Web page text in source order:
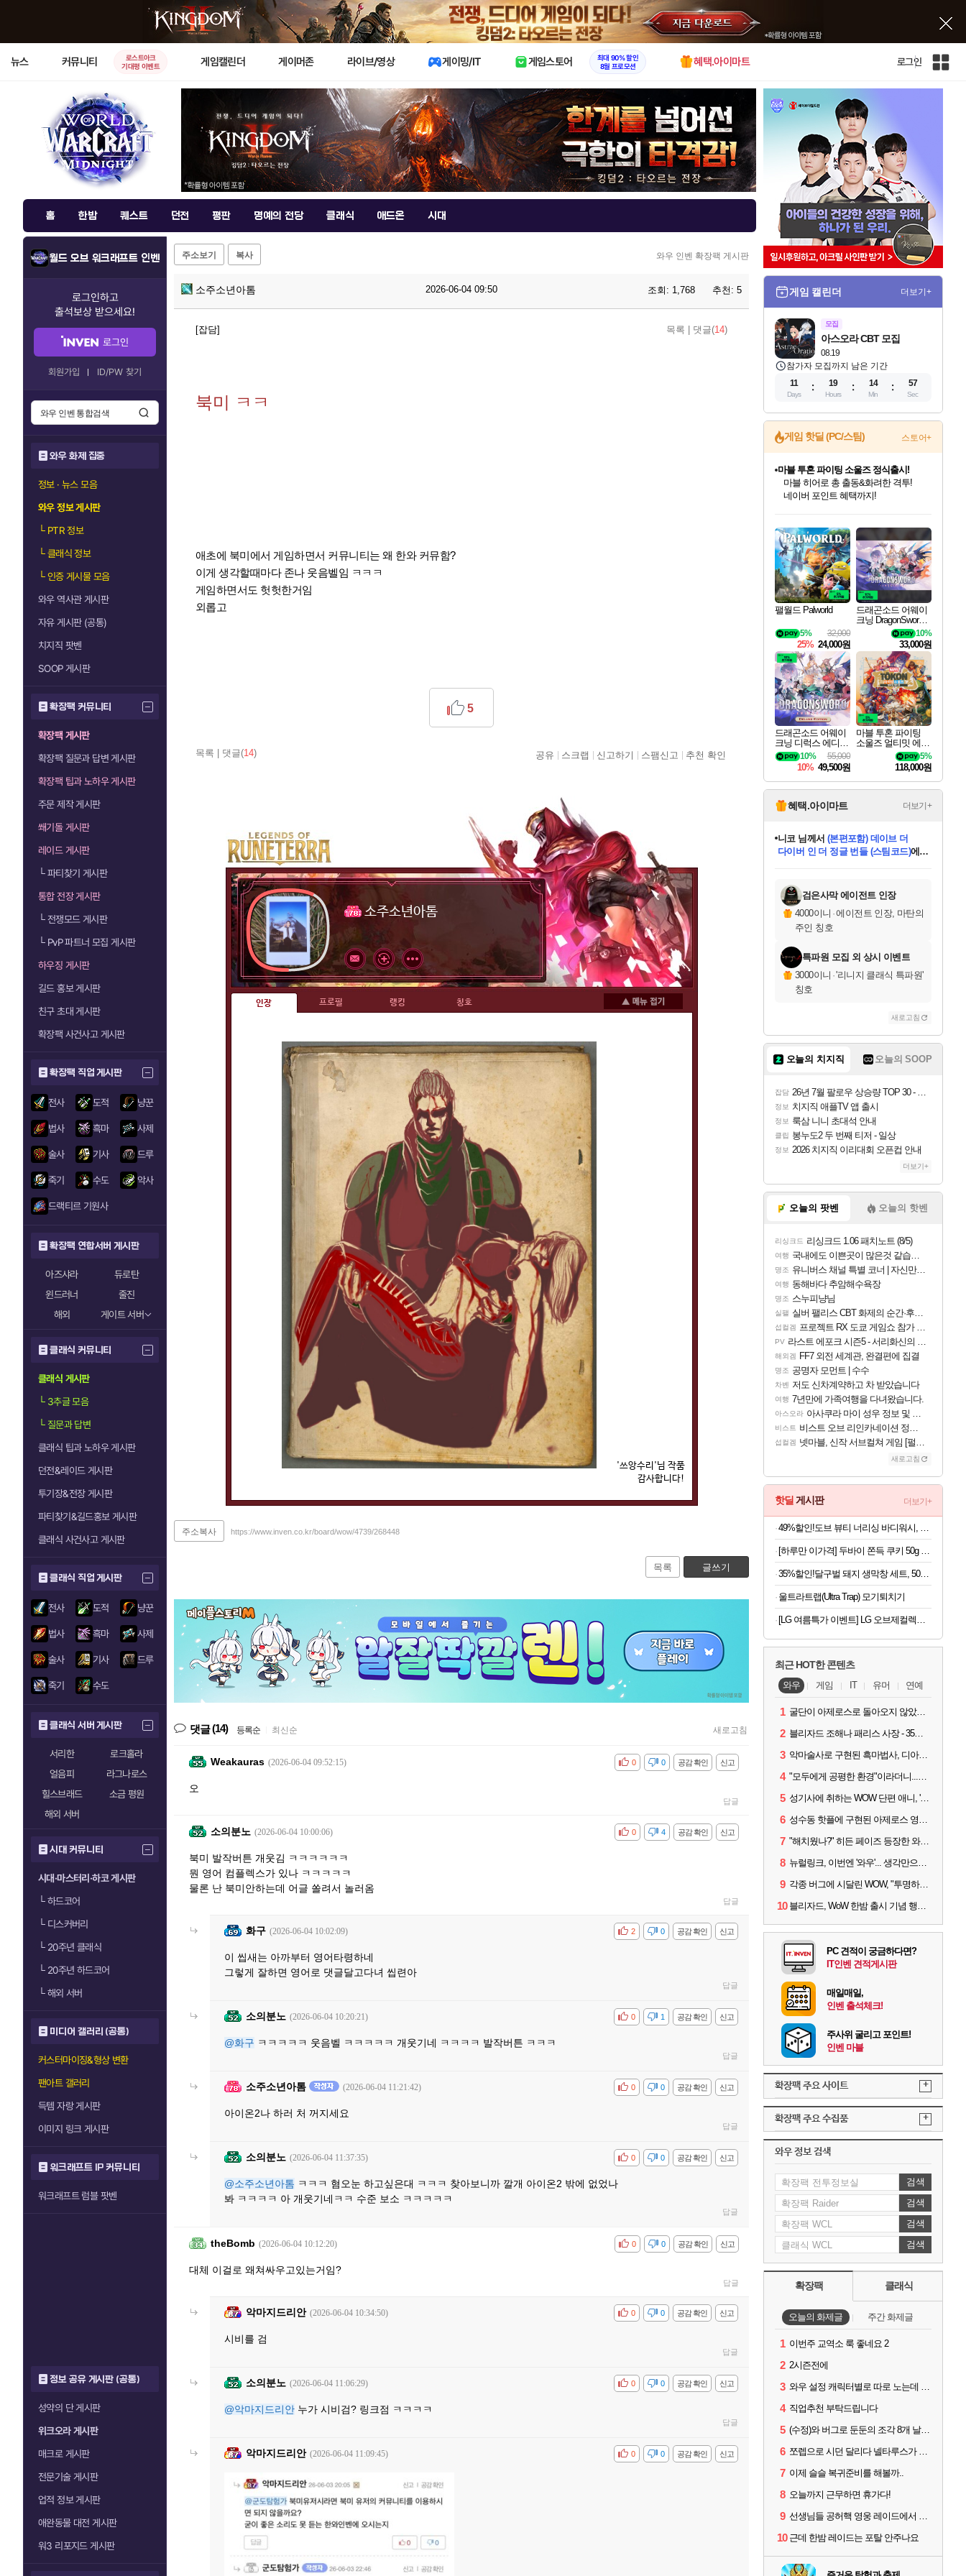
X
뉴스 커뮤니티
로스트아크
기대평 이벤트
게임캘린더 게이머존 라이브/영상 게이밍/IT 게임스토어
최대 90% 할인
8월 프로모션
혜택.아이마트 로그인
인
홈 한밤 퀘스트 던전 평판 명예의 전당 클래식 애드온 시대
월드 오브 워크래프트 인벤
로그인하고
출석보상 받으세요!
로그인
회원가입 ID/PW 찾기
와우 화제 집중
정보 · 뉴스 모음
와우 정보 게시판
└PTR 정보
└클래식 정보
└인증 게시물 모음
와우 역사관 게시판
자유 게시판 (공통)
치지직 팟벤
SOOP 게시판
확장팩 커뮤니티
확장팩 게시판
확장팩 질문과 답변 게시판
확장팩 팁과 노하우 게시판
주문 제작 게시판
쐐기돌 게시판
레이드 게시판
└파티찾기 게시판
통합 전장 게시판
└전쟁모드 게시판
└PvP 파트너 모집 게시판
하우징 게시판
길드 홍보 게시판
친구 초대 게시판
확장팩 사건사고 게시판
확장팩 직업 게시판
전사 도적 냥꾼
법사 흑마 사제
술사 기사 드루
죽기 수도 악사
드랙티르 기원사
확장팩 연합서버 게시판
아즈샤라
듀로탄
윈드러너
줄진
해외
게이트 서버
클래식 커뮤니티
클래식 게시판
└3추글 모음
└질문과 답변
클래식 팁과 노하우 게시판
던전&레이드 게시판
투기장&전장 게시판
파티찾기&길드홍보 게시판
클래식 사건사고 게시판
클래식 직업 게시판
전사 도적 냥꾼
법사 흑마 사제
술사 기사 드루
죽기 수도
클래식 서버 게시판
서리한
로크홀라
얼음피
라그나로스
힐스브래드
소금 평원
해외 서버
시대 커뮤니티
시대·마스터리·하코 게시판
└하드코어
└디스커버리
└20주년 클래식
└20주년 하드코어
└해외 서버
미디어 갤러리 (공통)
커스터마이징&형상 변환
팬아트 갤러리
득템 자랑 게시판
이미지 링크 게시판
워크래프트 IP 커뮤니티
워크래프트 럼블 팟벤
정보 공유 게시판 (공통)
성약의 단 게시판
위크오라 게시판
매크로 게시판
전문기술 게시판
업적 정보 게시판
애완동물 대전 게시판
워3 리포지드 게시판
주소보기 복사 와우 인벤 확장팩 게시판
소주소년아톰 2026-06-04 09:50 조회: 1,768 추천: 5
[잡담] 목록 댓글(14)
북미 ㅋㅋ
애초에 북미에서 게임하면서 커뮤니티는 왜 한와 커뮤함?
이게 생각할때마다 존나 웃음벨임 ㅋㅋㅋ
게임하면서도 헛헛한거임
외롭고
목록 댓글(14)
5
공유 스크랩 신고하기 스팸신고 추천 확인
소주소년아톰
인장 프로필 랭킹 칭호
'쓰앙수리'님 작품
감사합니다!
주소복사 https://www.inven.co.kr/board/wow/4739/268448
목록 글쓰기
댓글(14) 등록순 최신순 새로고침
Weakauras (2026-06-04 09:52:15) 신고
공감 확인
비공감 0
0
오
답글
소의분노 (2026-06-04 10:00:06) 신고
공감 확인
비공감 4
0
북미 발작버튼 개웃김 ㅋㅋㅋㅋㅋㅋ
뭔 영어 컴플렉스가 있나 ㅋㅋㅋㅋㅋ
물론 난 북미안하는데 어글 쏠려서 놀러옴
답글
화구 (2026-06-04 10:02:09) 신고
공감 확인
비공감 0
2
이 씹새는 아까부터 영어타령하네
그렇게 잘하면 영어로 댓글달고다녀 씹련아
답글
소의분노 (2026-06-04 10:20:21) 신고
공감 확인
비공감 1
0
@화구 ㅋㅋㅋㅋㅋ 웃음벨 ㅋㅋㅋㅋㅋ 개웃기네 ㅋㅋㅋㅋ 발작버튼 ㅋㅋㅋ
답글
소주소년아톰 (2026-06-04 11:21:42) 신고
공감 확인
비공감 0
0
아이온2나 하러 처 꺼지세요
답글
소의분노 (2026-06-04 11:37:35) 신고
공감 확인
비공감 0
0
@소주소년아톰 ㅋㅋㅋ 혐오눈 하고싶은대 ㅋㅋㅋ 찾아보니까 깔개 아이온2 밖에 없었나
봐 ㅋㅋㅋㅋ 아 개웃기네ㅋㅋ 수준 보소 ㅋㅋㅋㅋㅋ
답글
theBomb (2026-06-04 10:12:20) 신고
공감 확인
비공감 0
0
대체 이걸로 왜쳐싸우고있는거임?
답글
악마지드리안 (2026-06-04 10:34:50) 신고
공감 확인
비공감 0
0
시비를 검
답글
소의분노 (2026-06-04 11:06:29) 신고
공감 확인
비공감 0
0
@악마지드리안 누가 시비검? 링크점 ㅋㅋㅋㅋ
답글
악마지드리안 (2026-06-04 11:09:45) 신고
공감 확인
비공감 0
0
게임 캘린더 더보기+
모집
08.19
아스오라 CBT 모집
참가자 모집까지 남은 기간
11
Days
19
Hours
14
Min
56
Sec
게임 핫딜 (PC/스팀) 스토어+
최대 90% 할인가를 만나보세요!
네이버혜택과 함께 만나보세요!
50%할인&추가 적립까지!
마블 투혼 파이팅 소울즈 정식출시!
마블 히어로 총 출동&화려한 격투!
네이버 포인트 혜택까지!
이니&베니 혜택까지!
네이버 혜택가와 함께 예약하세요!
할인&네이버혜택으로 만나보세요!
네이버페이 혜택과 만나보세요!
40주년 프로모션으로 만나보세요!
할인가에 만나보세요!
일부 에디션 상시 할인!
혜택으로 예약 판매 중
편안하게 충전하세요
팰월드 Palworld
32,000
5%
25% 24,000원
드래곤소드 어웨이
크닝 DragonSword A
10%
33,000원
드래곤소드 어웨이
크닝 디럭스 에디션
DragonSword Awake
ning Deluxe Edition
55,000
10%
10% 49,500원
마블 투혼 파이팅
소울즈 얼티밋 에디
션 MARVEL Tokon
Fighting Souls Ultima
5%
118,000원
혜택.아이마트 더보기+
교환.
당첨되셨습니다.
니코님께서 (본편포함) 데이브 더
다이버 인 더 정글 번들 (스팀코드)에
당첨되셨습니다.
당첨되셨습니다.
당첨되셨습니다.
당첨되셨습니다.
당첨되셨습니다.
에디션 (스팀코드)를 교환.
당첨되셨습니다.
검은사막 에이전트 인장
4000이니 ·에이전트 인장, 마탄의
주인 칭호
특파원 모집 외 상시 이벤트
3000이니 ·'리니지 클래식 특파원'
칭호
새로고침
오늘의 치지직 오늘의 SOOP
잡담 26년 7월 팔로우 상승량 TOP 30 - 월간 치지직
정보 치지직 애플TV 앱 출시
정보 룩삼 니니 초대석 안내
클립 봉누도2 두 번째 티저 - 일상
정보 2026 치지직 이리대회 오픈컵 안내
더보기+
오늘의 팟벤 오늘의 핫벤
리싱크드 리싱크드 1.06 패치노트 (8/5)
여행 국내에도 이쁜곳이 많은것 같습니다
명조 유니버스 채널 특별 코너 | 자신만의 스타일
여행 동해바다 추암해수욕장
명조 스누피냥님
실팰 실버 팰리스 CBT 화제의 순간·후기 모음
섭컬겜 프로젝트 RX 도쿄 게임쇼 참가 결정
PV 라스트 에포크 시즌5 - 서리화신의 분노 티저
해외겜 FF7 외전 세계관, 완결편에 집결
명조 공명자 모먼트 | 수수
차벤 저도 신차계약하고 차 받았습니다
여행 7년만에 가족여행을 다녀왔습니다.
아스오라 아사쿠라 마이 성우 정보 및 주요 필모
비스트 비스트 오브 리인카네이션 정보/공략글 모음
섭컬겜 넷마블, 신작 서브컬쳐 게임 [펄 인 블루] 티저 사이트 오픈
새로고침
핫딜 게시판 더보기+
35%할인!달구벌 돼지 생막창 세트, 500g, 2봉
울트라트랩(Ultra Trap) 모기퇴치기
[LG 여름특가 이벤트] LG 오브제컬렉션 핏앤맥스 빌트인 828L 에센셜 화이트
최근 HOT한 콘텐츠
와우 게임 IT 유머 연예
1 굴단이 아제로스로 돌아오지 않았다면? 와우 클래식+ 주목
2 블리자드 조해나 패리스 사장 - 35년 역사, 그리고 비전
3 악마술사로 구현된 흑마법사, 디아4 x 와우 콜라보 살펴보기
4 "모두에게 공평한 환경"이라더니...여전히 살아있는 애드온
5 성기사에 취하는 WOW 단편 애니, '신성한 모든 것'
6 성수동 핫플에 구현된 아제로스 영웅들의 안식처, WoW 홈스윗홈
7 "해치웠나?" 히든 페이즈 등장한 와우 '한밤', 세계 최초 킬은 '팀 리퀴드'
8 뉴럴링크, 이번엔 '와우'... 생각만으로 게임하는 시대 성큼
9 각종 버그에 시달린 WOW, "투명하고 신속한 소통과 대응 약속"
10 블리자드, WoW 한밤 출시 기념 행사 '홈스윗홈' 28일 개최
PC 견적이 궁금하다면?
IT인벤 견적게시판
매일매일,
인벤 출석체크!
주사위 굴리고 포인트!
인벤 마블
확장팩 주요 사이트 +
확장팩 주요 수집품 +
와우 정보 검색
검색
검색
검색
검색
확장팩 클래식
오늘의 화제글 주간 화제글
1 이번주 교역소 룩 좋네요 2
2 2시즌전에
3 와우 설정 캐릭터별로 따로 노는데 통일시키는법 있나요
4 직업추천 부탁드립니다
5 (수정)와 버그로 둔둔의 조각 8개 날라갔다
6 쪼렙으로 시던 달리다 넬타루스가 나오면 긴장해야 할 몹
7 이제 슬슬 복귀준비를 해볼까..
8 오늘까지 근무하면 휴가다!
9 선생님들 공허핵 영웅 레이드에서 굴리면 영웅템 인거죠?
10 근데 한밤 레이드는 포탈 안주나요